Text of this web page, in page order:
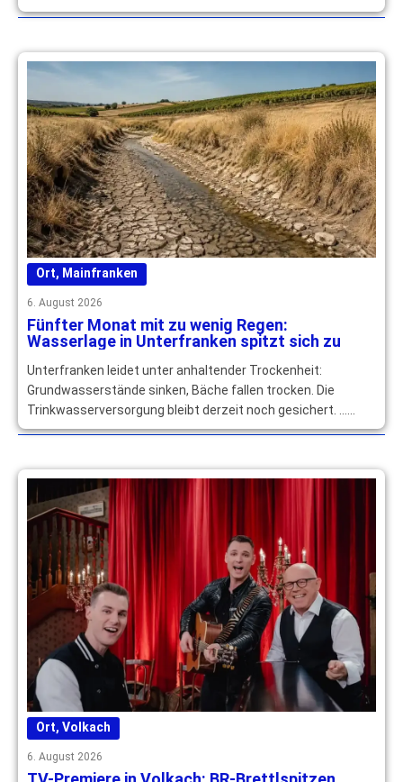
Ort, Mainfranken
6. August 2026
Fünfter Monat mit zu wenig Regen:
Wasserlage in Unterfranken spitzt sich zu
Unterfranken leidet unter anhaltender Trockenheit:
Grundwasserstände sinken, Bäche fallen trocken. Die
Trinkwasserversorgung bleibt derzeit noch gesichert. …
mehr
Ort, Volkach
6. August 2026